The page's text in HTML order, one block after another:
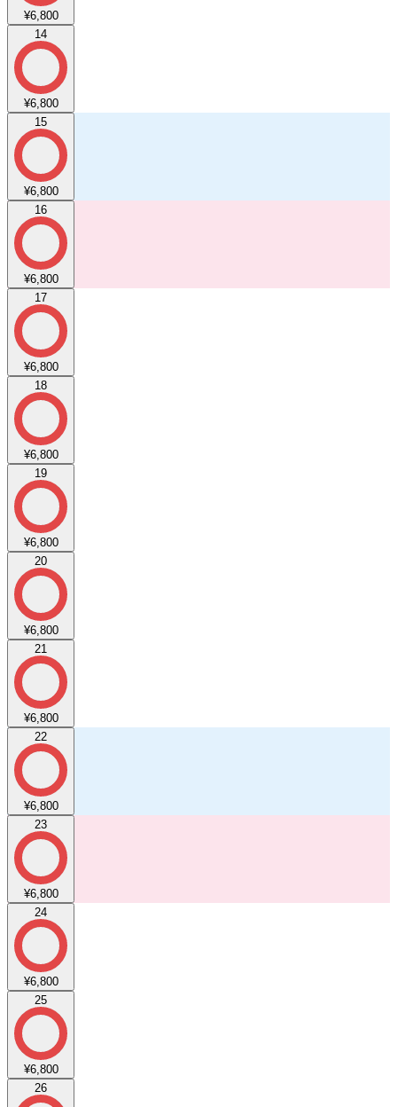
¥6,800
14
¥6,800
15
¥6,800
16
¥6,800
17
¥6,800
18
¥6,800
19
¥6,800
20
¥6,800
21
¥6,800
22
¥6,800
23
¥6,800
24
¥6,800
25
¥6,800
26